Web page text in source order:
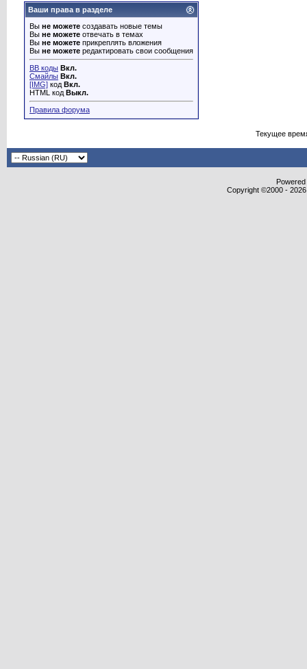
Ваши права в разделе
Вы не можете создавать новые темы
Вы не можете отвечать в темах
Вы не можете прикреплять вложения
Вы не можете редактировать свои сообщения
BB коды Вкл.
Смайлы Вкл.
[IMG] код Вкл.
HTML код Выкл.
Правила форума
Текущее
Copyright ©2000 -